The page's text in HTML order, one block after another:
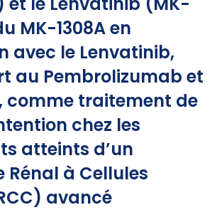
MK-1308A en
avec le Lenvatinib,
au Pembrolizumab et
comme traitement de
chez les
atteints d’un
Rénal à Cellules
avancé